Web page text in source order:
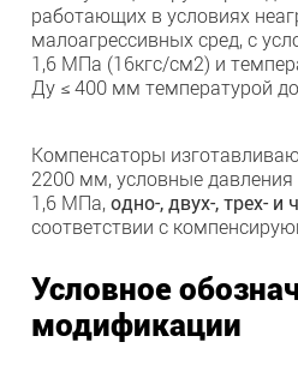
работающих в условиях
малоагрессивных сред, с
1,6 МПа (16кгс/см2) и
Ду ≤ 400 мм температурой до
Компенсаторы
2200 мм, условные
1,6 МПа,одно-, двух-, трех-
соответствии с
Условное
модификации